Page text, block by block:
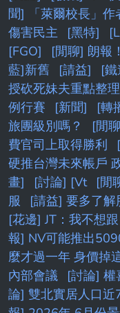
聞] 「萊爾校長」作
傷害民主
[黑特]
[FGO]
[閒聊] 朗報
藍]新舊
[請益] [
授砍死妹夫重點整
例行賽
[新聞] [轉
旅團級別嗎？
[閒
費官司上取得勝利
硬推台灣未來帳戶
畫]
[討論] [Vt [閒
服
[請益] 要多了解
[花邊] JT：我不想
報] NV可能推出
麼才過一年 身價掉
內部會議
[討論] 權
論] 雙北實居人口